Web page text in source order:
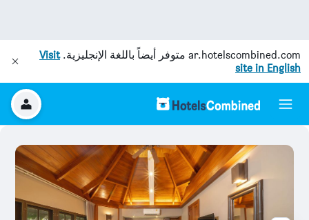
ar.hotelscombined.com متوفر أيضاً باللغة الإنجليزية.Visit
site in English